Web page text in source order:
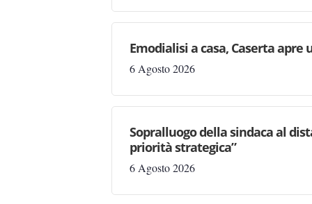
Emodialisi a casa, Caserta apre
6 Agosto 2026
Sopralluogo della sindaca al
priorità strategica”
6 Agosto 2026